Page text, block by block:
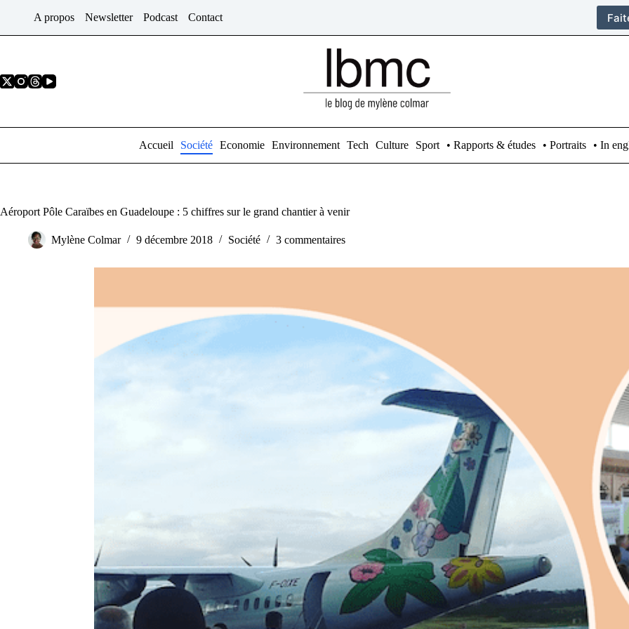
A propos Newsletter Podcast Contact
Accueil Société Economie Environnement Tech Culture Sport • Rapports & études • Portraits • In
Aéroport Pôle Caraïbes en Guadeloupe : 5 chiffres sur le grand chantier à venir
Mylène Colmar 9 décembre 2018 Société 3 commentaires